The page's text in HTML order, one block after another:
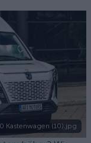
Kastenwagen (10).jpg